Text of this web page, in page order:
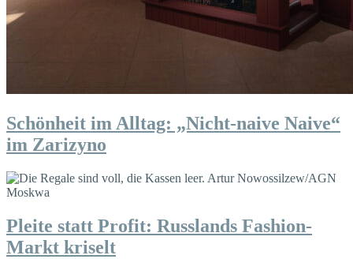
Schönheit im Alltag: „Nicht-naive Naive“
im Zarizyno
Pleite statt Profit: Russlands Fashion-
Markt kriselt